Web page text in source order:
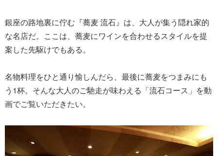
銀座の路地裏に佇む『蕎麦 流石』は、大人が集う隠れ家的
な名店だ。ここは、蕎麦にワインを合わせるスタイルを提
案した先駆けでもある。
名物料理をひと通り愉しんだら、最後に蕎麦をつまみにも
う1杯。そんな大人のご馳走が味わえる「流石コース」を動
画でご覧いただきたい。